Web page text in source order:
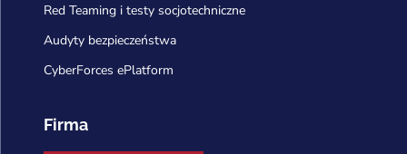
Red Teaming i testy socjotechniczne
Audyty bezpieczeństwa
CyberForces ePlatform
Firma